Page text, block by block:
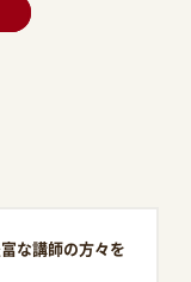
な講師の方々を